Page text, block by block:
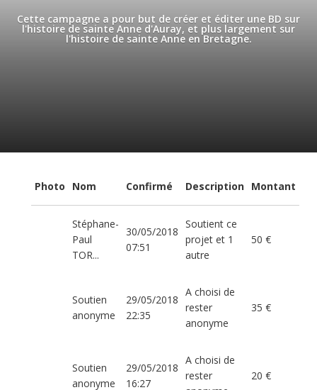
Cette campagne a pour but de créer et éditer une BD sur
l'histoire de sainte Anne d'Auray, et plus largement sur
l'histoire de sainte Anne en Bretagne.
Photo Nom Confirmé Description Montant
Stéphane-
Paul
TOR...
30/05/2018
07:51
Soutient ce
projet et 1
autre
50 €
Soutien
anonyme
29/05/2018
22:35
A choisi de
rester
anonyme
35 €
Soutien
anonyme
29/05/2018
16:27
A choisi de
rester
20 €